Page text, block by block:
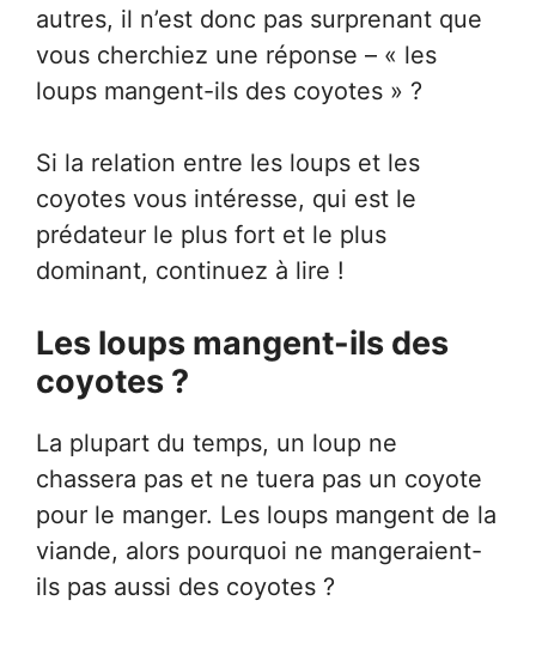
autres, il n’est donc pas surprenant que
vous cherchiez une réponse – « les
loups mangent-ils des coyotes » ?
Si la relation entre les loups et les
coyotes vous intéresse, qui est le
prédateur le plus fort et le plus
dominant, continuez à lire !
Les loups mangent-ils des
coyotes ?
La plupart du temps, un loup ne
chassera pas et ne tuera pas un coyote
pour le manger. Les loups mangent de la
viande, alors pourquoi ne mangeraient-
ils pas aussi des coyotes ?